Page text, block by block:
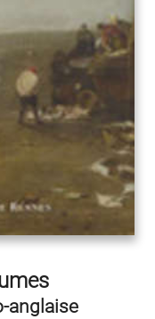
anglaise